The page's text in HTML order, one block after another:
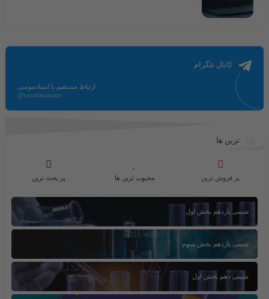
کانال تلگرام
ارتباط مستقیم با استادمومنی
@ostadmomeni
ترین ها
پر فروش ترین محبوب ترین ها پر بحث ترین
شیمی یازدهم بخش اول
شیمی یازدهم بخش سوم
شیمی دهم بخش اول